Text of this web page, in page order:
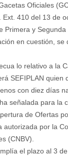
Oficiales
410 del 13 de
Primera y
en cuestión, se
lo relativo a la
SEFIPLAN quien
con diez días
señalada para la
de Ofertas
autorizada por la
(CNBV).
el plazo al 3